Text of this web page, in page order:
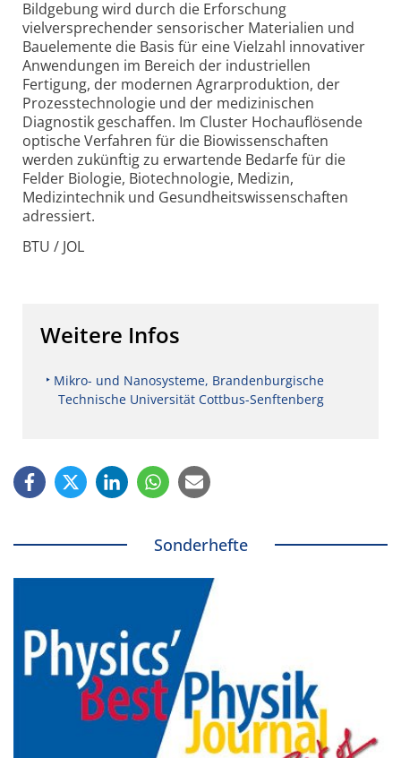
Bildgebung wird durch die Erforschung
vielversprechender sen­sorischer Materialien und
Bauelemente die Basis für eine Vielzahl innovativer
Anwendungen im Bereich der industriellen
Fertigung, der modernen Agrarproduktion, der
Prozesstechnologie und der medizinischen
Diagnostik geschaffen. Im Cluster Hochauflösende
optische Verfahren für die Biowissenschaften
werden zukünftig zu erwartende Bedarfe für die
Felder Biologie, Biotechnologie, Medizin,
Medizintechnik und Gesundheits­wissenschaften
adressiert.
BTU / JOL
Weitere Infos
Mikro- und Nanosysteme, Brandenburgische
Technische Universität Cottbus-Senftenberg
Sonderhefte